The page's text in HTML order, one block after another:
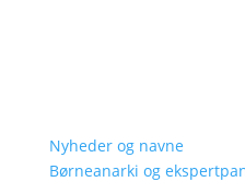
Nyheder og navne
Børneanarki og